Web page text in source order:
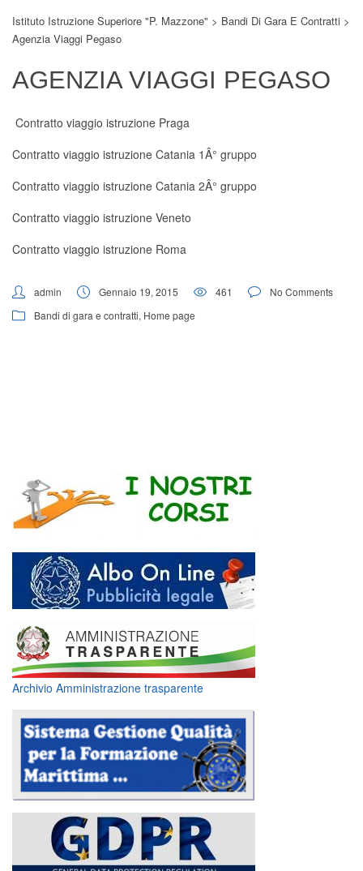
Potenziamoci
Istituto Istruzione Superiore "P. Mazzone" > Bandi Di Gara E Contratti >
Agenzia Viaggi Pegaso
AGENZIA VIAGGI PEGASO
Contratto viaggio istruzione Praga
Contratto viaggio istruzione Catania 1Â° gruppo
Contratto viaggio istruzione Catania 2Â° gruppo
Contratto viaggio istruzione Veneto
Contratto viaggio istruzione Roma
admin Gennaio 19, 2015 461
No Comments
Bandi di gara e contratti, Home page
Archivio Amministrazione trasparente